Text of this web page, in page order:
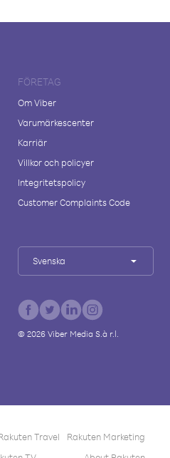
FÖRETAG
Om Viber
Varumärkescenter
Karriär
Villkor och policyer
Integritetspolicy
Customer Complaints Code
Svenska
© 2026Viber Media S.à r.l.
Travel
Rakuten Marketing